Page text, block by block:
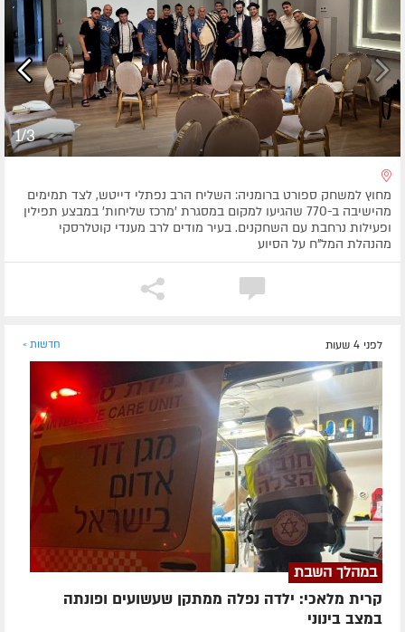
1/3
מחוץ למשחק ספורט ברומניה: השליח הרב נפתלי דייטש, לצד תמימים
מהישיבה ב-770 שהגיעו למקום במסגרת 'מרכז שליחות' במבצע תפילין
ופעילות נרחבת עם השחקנים. בעיר מודים לרב מענדי קוטלרסקי
מהנהלת המל"ח על הסיוע
לפני 4 שעות חדשות »
במהלך השבת
קרית מלאכי: ילדה נפלה ממתקן שעשועים ופונתה
במצב בינוני